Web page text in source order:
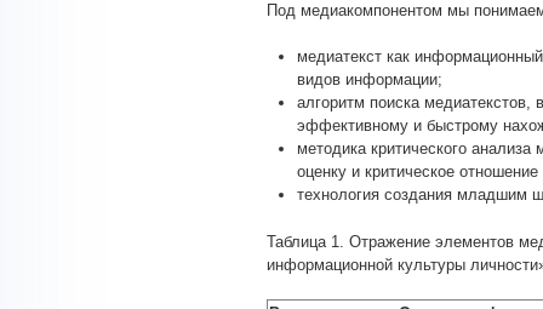
Под медиакомпонентом мы
медиатекст как
видов информации;
алгоритм поиска
эффективному и быстрому
методика критического
оценку и критическое
технология создания младшим
Таблица 1. Отражение элементов
информационной культуры